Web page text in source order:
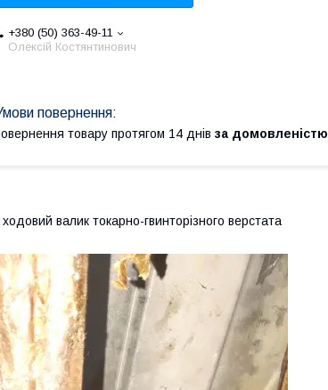
+380 (50) 363-49-11
Олексій Костянтинович
товару протягом 14 днів за домовленістю
валик токарно-гвинторізного верстата